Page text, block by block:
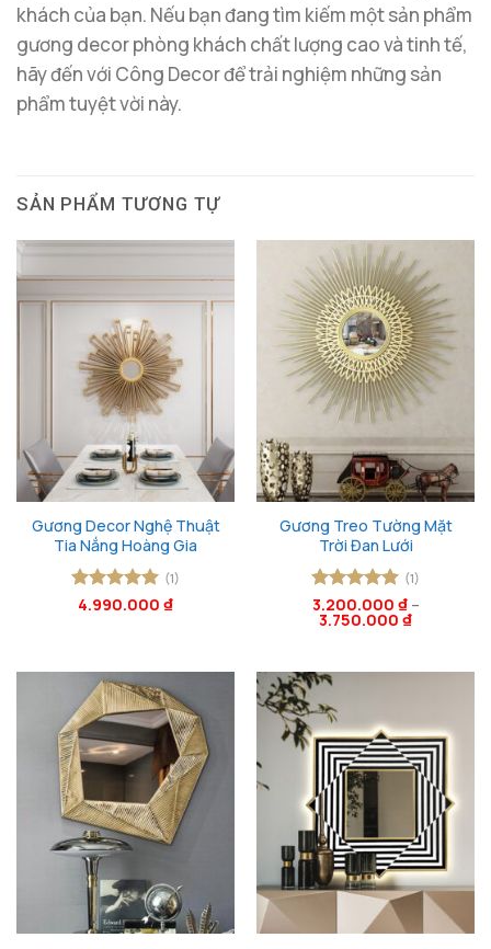
khách của bạn. Nếu bạn đang tìm kiếm một sản phẩm
gương decor phòng khách chất lượng cao và tinh tế,
hãy đến với Công Decor để trải nghiệm những sản
phẩm tuyệt vời này.
SẢN PHẨM TƯƠNG TỰ
Gương Decor Nghệ Thuật
Tia Nắng Hoàng Gia
Được xếp
(1)
4.990.000 ₫
Gương Treo Tường Mặt
Trời Đan Lưới
Được xếp
hạng55
(1)
3.200.000 ₫–
3.750.000 ₫